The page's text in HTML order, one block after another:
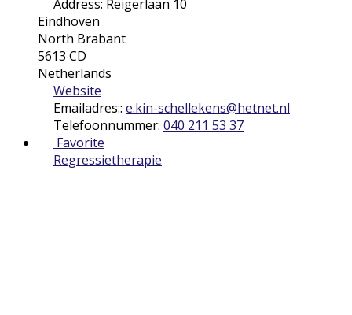
Address: Reigerlaan 10
Eindhoven
North Brabant
5613 CD
Netherlands
Website
Emailadres:: e.kin-schellekens@hetnet.nl
Telefoonnummer: 040 211 53 37
Favorite
Regressietherapie